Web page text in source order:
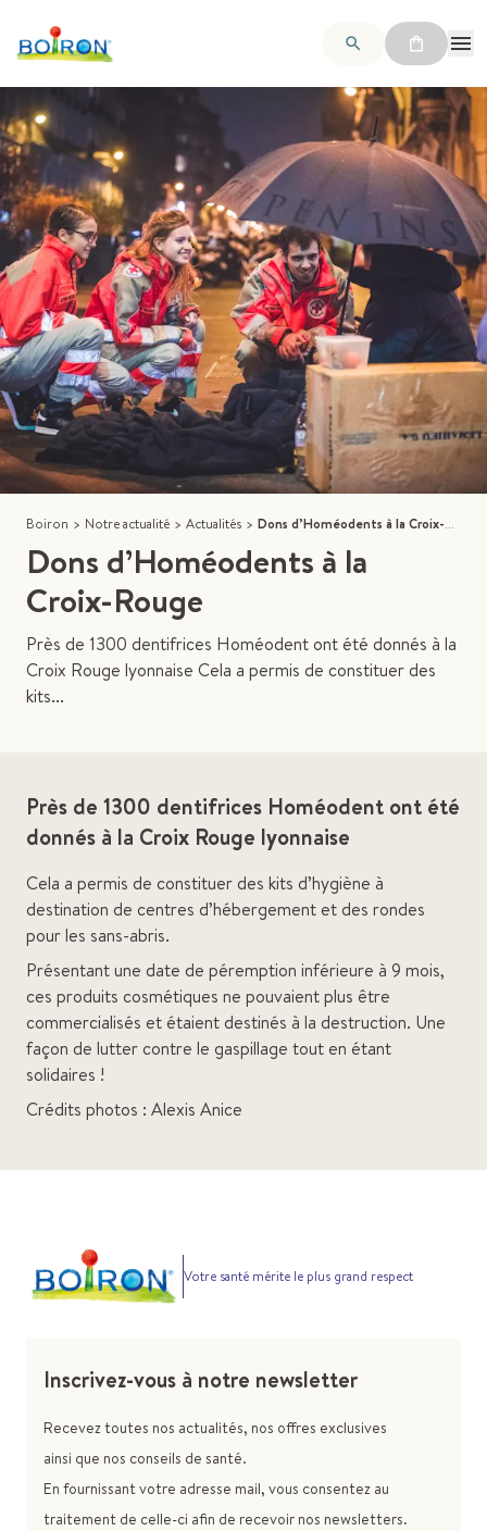
Boiron > Notre actualité > Actualités > Dons d’Homéodents à la Croix-Rouge
Dons d’Homéodents à la
Croix-Rouge
Près de 1300 dentifrices Homéodent ont été donnés à la
Croix Rouge lyonnaise Cela a permis de constituer des
kits...
Près de 1300 dentifrices Homéodent ont été
donnés à la Croix Rouge lyonnaise
Cela a permis de constituer des kits d’hygiène à
destination de centres d’hébergement et des rondes
pour les sans-abris.
Présentant une date de péremption inférieure à 9 mois,
ces produits cosmétiques ne pouvaient plus être
commercialisés et étaient destinés à la destruction. Une
façon de lutter contre le gaspillage tout en étant
solidaires !
Crédits photos : Alexis Anice
Votre santé mérite le plus grand respect
Inscrivez-vous à notre newsletter
Recevez toutes nos actualités, nos offres exclusives
ainsi que nos conseils de santé.
En fournissant votre adresse mail, vous consentez au
traitement de celle-ci afin de recevoir nos newsletters.